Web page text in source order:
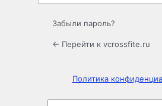
Забыли пароль?
← Перейти к vcrossfite.ru
Политика